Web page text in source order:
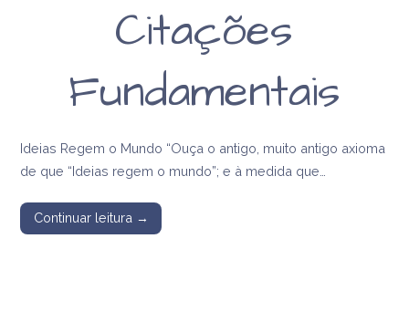
Citações
Fundamentais
Ideias Regem o Mundo “Ouça o antigo, muito antigo axioma
de que “Ideias regem o mundo”; e à medida que…
Continuar leitura →